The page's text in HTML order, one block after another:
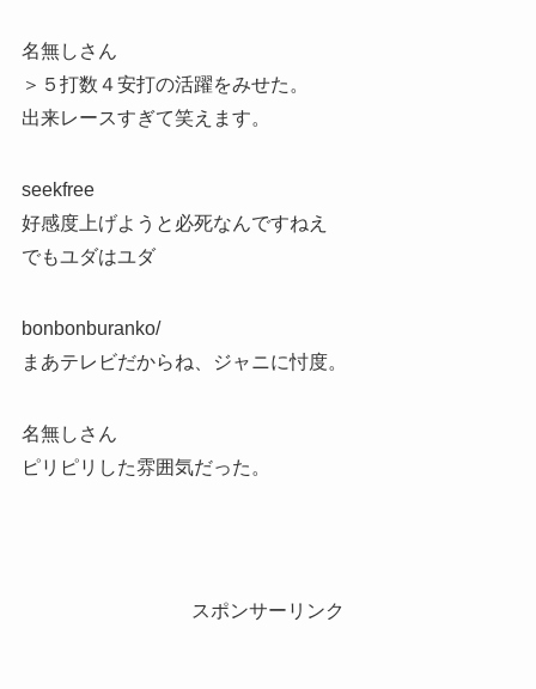
名無しさん
＞５打数４安打の活躍をみせた。
出来レースすぎて笑えます。
seekfree
好感度上げようと必死なんですねえ
でもユダはユダ
bonbonburanko/
まあテレビだからね、ジャニに忖度。
名無しさん
ピリピリした雰囲気だった。
スポンサーリンク